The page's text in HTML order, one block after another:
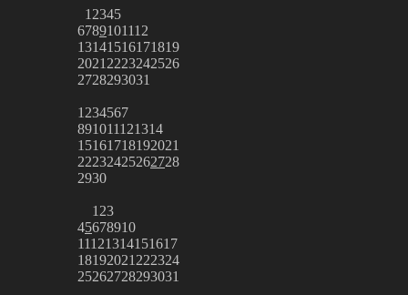
1 2345
6789101112
13141516171819
2021 2223242526
2728293031
1 234567
891011121314
15161718192021
22232425262728
2930
1 23
45678910
11121314151617
18192021 222324
25262728293031